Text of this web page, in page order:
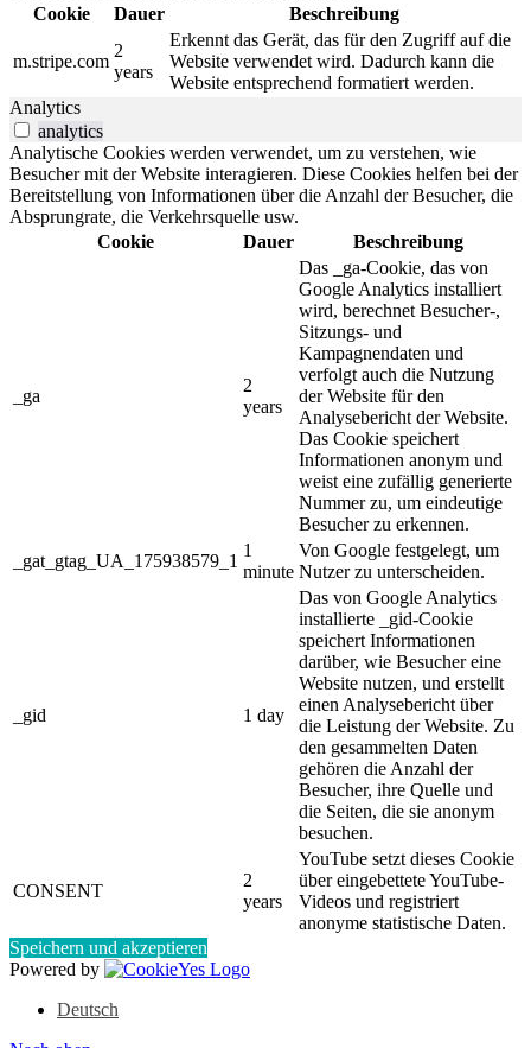
Cookie
Dauer Beschreibung
m.stripe.com
2
years
Erkennt das Gerät, das für den Zugriff auf die
Website verwendet wird. Dadurch kann die
Website entsprechend formatiert werden.
Analytics
analytics
Analytische Cookies werden verwendet, um zu verstehen, wie
Besucher mit der Website interagieren. Diese Cookies helfen bei der
Bereitstellung von Informationen über die Anzahl der Besucher, die
Absprungrate, die Verkehrsquelle usw.
Cookie
Dauer Beschreibung
_ga
2
years
Das _ga-Cookie, das von
Google Analytics installiert
wird, berechnet Besucher-,
Sitzungs- und
Kampagnendaten und
verfolgt auch die Nutzung
der Website für den
Analysebericht der Website.
Das Cookie speichert
Informationen anonym und
weist eine zufällig generierte
Nummer zu, um eindeutige
Besucher zu erkennen.
_gat_gtag_UA_175938579_1
1
minute
Von Google festgelegt, um
Nutzer zu unterscheiden.
_gid 1 day
Das von Google Analytics
installierte _gid-Cookie
speichert Informationen
darüber, wie Besucher eine
Website nutzen, und erstellt
einen Analysebericht über
die Leistung der Website. Zu
den gesammelten Daten
gehören die Anzahl der
Besucher, ihre Quelle und
die Seiten, die sie anonym
besuchen.
CONSENT
2
years
YouTube setzt dieses Cookie
über eingebettete YouTube-
Videos und registriert
anonyme statistische Daten.
Speichern und akzeptieren
Powered by
Deutsch